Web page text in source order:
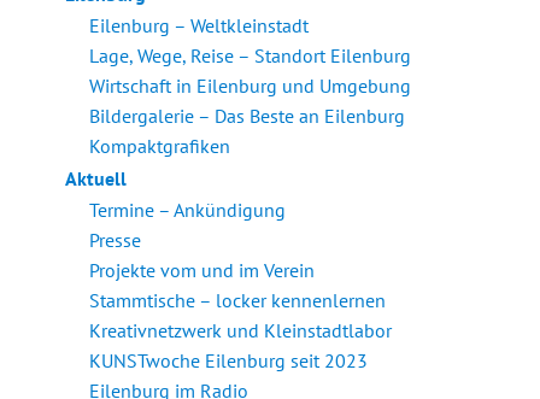
Eilenburg – Weltkleinstadt
Lage, Wege, Reise – Standort Eilenburg
Wirtschaft in Eilenburg und Umgebung
Bildergalerie – Das Beste an Eilenburg
Kompaktgrafiken
Aktuell
Termine – Ankündigung
Presse
Projekte vom und im Verein
Stammtische – locker kennenlernen
Kreativnetzwerk und Kleinstadtlabor
KUNSTwoche Eilenburg seit 2023
Eilenburg im Radio